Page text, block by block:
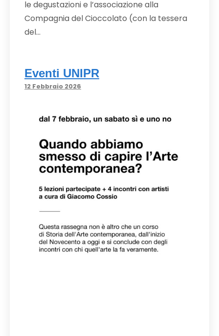
le degustazioni e l’associazione alla
Compagnia del Cioccolato (con la tessera
del…
Eventi UNIPR
12 Febbraio 2026